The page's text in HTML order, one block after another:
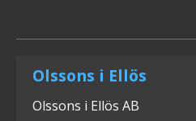
Olssons i Ellös
Olssons i Ellös AB